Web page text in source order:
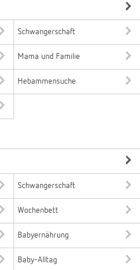
Schwangerschaft
Mama und Familie
Hebammensuche
Schwangerschaft
Wochenbett
Babyernährung
Baby-Alltag